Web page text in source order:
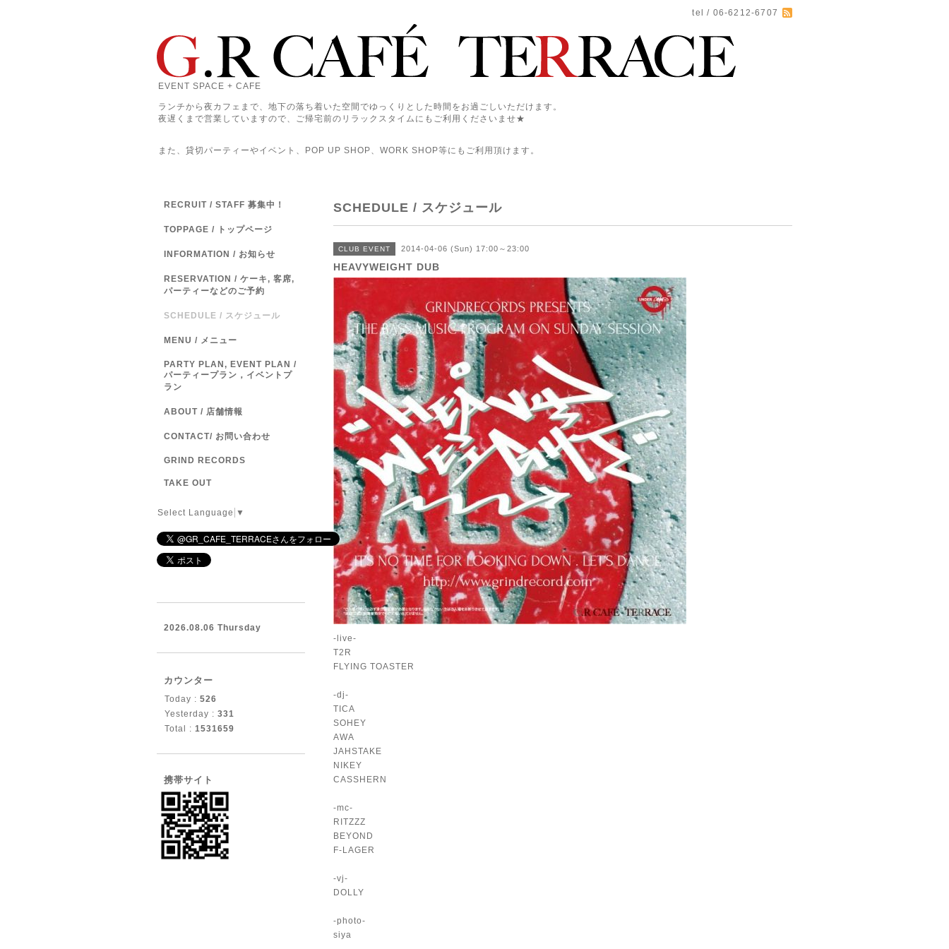
tel / 06-6212-6707
EVENT SPACE + CAFE
ランチから夜カフェまで、地下の落ち着いた空間でゆっくりとした時間をお過ごしいただけます。
夜遅くまで営業していますので、ご帰宅前のリラックスタイムにもご利用くださいませ★
また、貸切パーティーやイベント、POP UP SHOP、WORK SHOP等にもご利用頂けます。
SCHEDULE / スケジュール
CLUB EVENT 2014-04-06 (Sun) 17:00～23:00
HEAVYWEIGHT DUB
-live-
T2R
FLYING TOASTER
-dj-
TICA
SOHEY
AWA
JAHSTAKE
NIKEY
CASSHERN
-mc-
RITZZZ
BEYOND
F-LAGER
-vj-
DOLLY
-photo-
siya
RECRUIT / STAFF 募集中！
TOPPAGE / トップページ
INFORMATION / お知らせ
RESERVATION / ケーキ, 客席,
パーティーなどのご予約
SCHEDULE / スケジュール
MENU / メニュー
PARTY PLAN, EVENT PLAN /
パーティープラン，イベントプ
ラン
ABOUT / 店舗情報
CONTACT/ お問い合わせ
GRIND RECORDS
TAKE OUT
Select Language ▼
2026.08.06 Thursday
カウンター
Today : 526
Yesterday : 331
Total : 1531659
携帯サイト